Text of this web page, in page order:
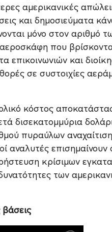
αμερικανικές
και δημοσιεύματα
μόνο στον αριθμό
που
και
σε συστοιχίες
κόστος
δισεκατομμύρια
πυραύλων
επισημαίνουν
κρίσιμων
των
βάσεις